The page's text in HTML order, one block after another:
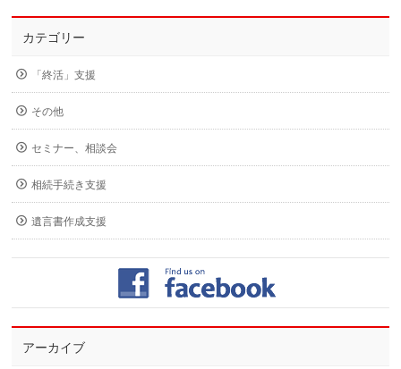
カテゴリー
「終活」支援
その他
セミナー、相談会
相続手続き支援
遺言書作成支援
アーカイブ